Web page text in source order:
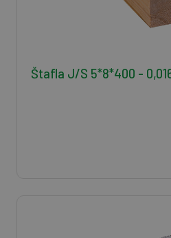
Štafla J/S 5*8*400 -